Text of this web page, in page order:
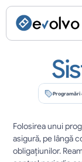
Programări
Folosirea unui
asigură, pe lângă
obligațiunilor.